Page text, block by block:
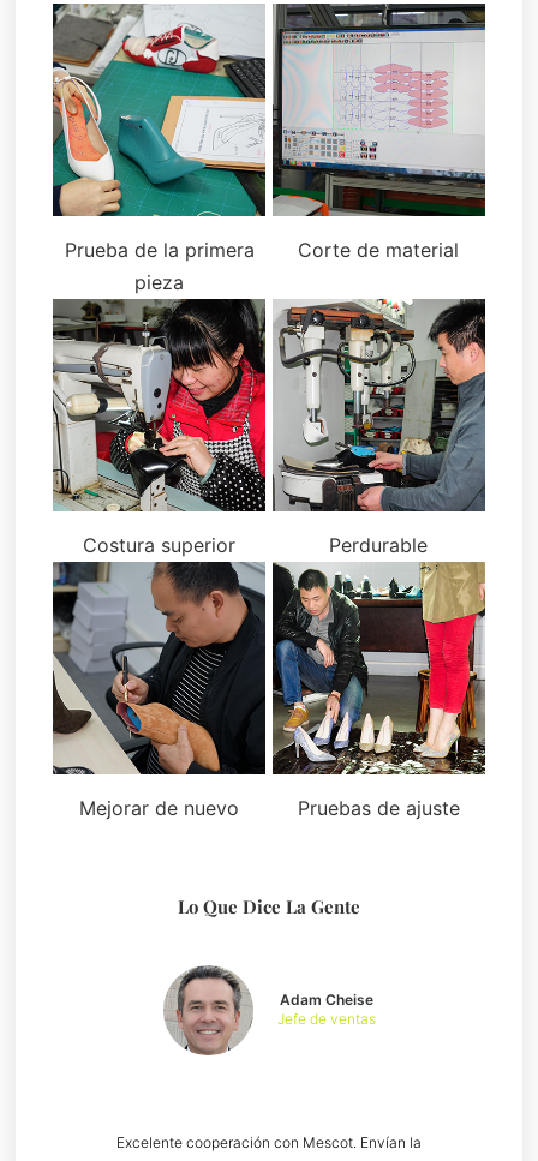
Prueba de la primera
pieza
Corte de material
Costura superior Perdurable
Mejorar de nuevo Pruebas de ajuste
Lo Que Dice La Gente
Excelente cooperación con Mescot. Envían la
Adam Cheise
Jefe de ventas